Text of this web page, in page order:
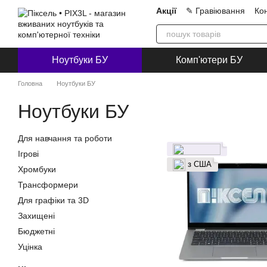
Перейти до основного контенту Акції ✎ Гравіювання
Про нас
Блог
Ноутбуки БУ Комп'ютери БУ
Головна Ноутбуки БУ
Ноутбуки БУ
з США
Для навчання та роботи
Ігрові
Хромбуки
Трансформери
Для графіки та 3D
Захищені
Бюджетні
Уцінка